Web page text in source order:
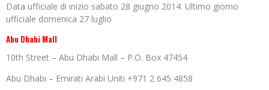
Data ufficiale di inizio sabato 28 giugno 2014. Ultimo giorno
ufficiale domenica 27 luglio
Abu Dhabi Mall
10th Street – Abu Dhabi Mall – P.O. Box 47454
Abu Dhabi – Emirati Arabi Uniti +971 2 645 4858